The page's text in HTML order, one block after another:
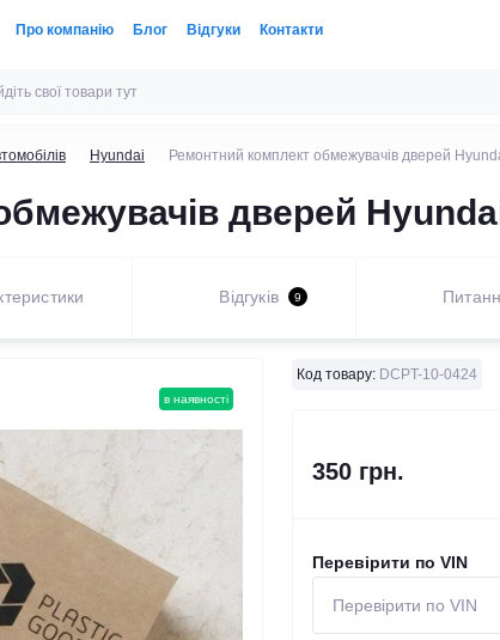
Про компанію Блог Відгуки Контакти
Hyundai Ремонтний комплект обмежувачів дверей
дверей
Відгуків 9
в наявності
Код товару: DCPT-10-0424
350 грн.
Перевірити по VIN